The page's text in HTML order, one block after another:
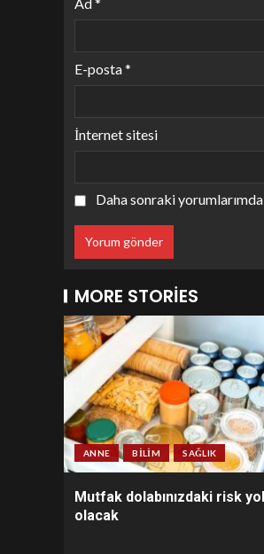
E-posta*
İnternet sitesi
Daha sonraki
MORE STORIES
ANNE BILIM SAĞLIK
Mutfak dolabınızdaki risk
olacak